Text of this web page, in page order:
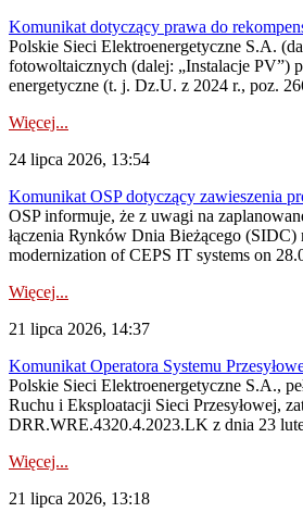
Komunikat dotyczący prawa do
Polskie Sieci Elektroenergetyczne S.A.
fotowoltaicznych (dalej: „Instalacje PV”)
energetyczne (t. j. Dz.U. z 2024 r., poz.
Więcej...
24 lipca 2026, 13:54
Komunikat OSP dotyczący zawieszenia
OSP informuje, że z uwagi na
łączenia Rynków Dnia Bieżącego
modernization of CEPS IT systems on
Więcej...
21 lipca 2026, 14:37
Komunikat Operatora Systemu
Polskie Sieci Elektroenergetyczne S.A.,
Ruchu i Eksploatacji Sieci Przesyłowej,
DRR.WRE.4320.4.2023.LK z dnia 23
Więcej...
21 lipca 2026, 13:18